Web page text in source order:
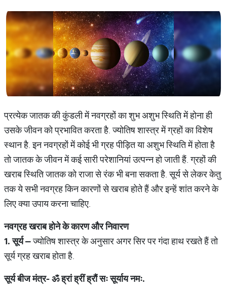
प्रत्येक जातक की कुंडली में नवग्रहों का शुभ अशुभ स्थिति में होना ही
उसके जीवन को प्रभावित करता है. ज्योतिष शास्त्र में ग्रहों का विशेष
स्थान है. इन नवग्रहों में कोई भी ग्रह पीड़ित या अशुभ स्थिति में होता है
तो जातक के जीवन में कई सारी परेशानियां उत्पन्न हो जाती हैं. ग्रहों की
खराब स्थिति जातक को राजा से रंक भी बना सकता है. सूर्य से लेकर केतु
तक ये सभी नवग्रह किन कारणों से खराब होते हैं और इन्हें शांत करने के
लिए क्या उपाय करना चाहिए.
नवग्रहखराबहोनेकेकारणऔरनिवारण
1.सूर्य–ज्योतिष शास्त्र के अनुसार अगर सिर पर गंदा हाथ रखते हैं तो
सूर्य ग्रह खराब होता है.
सूर्यबीजमंत्र-ॐह्रांह्रींह्रौंसःसूर्यायनमः.